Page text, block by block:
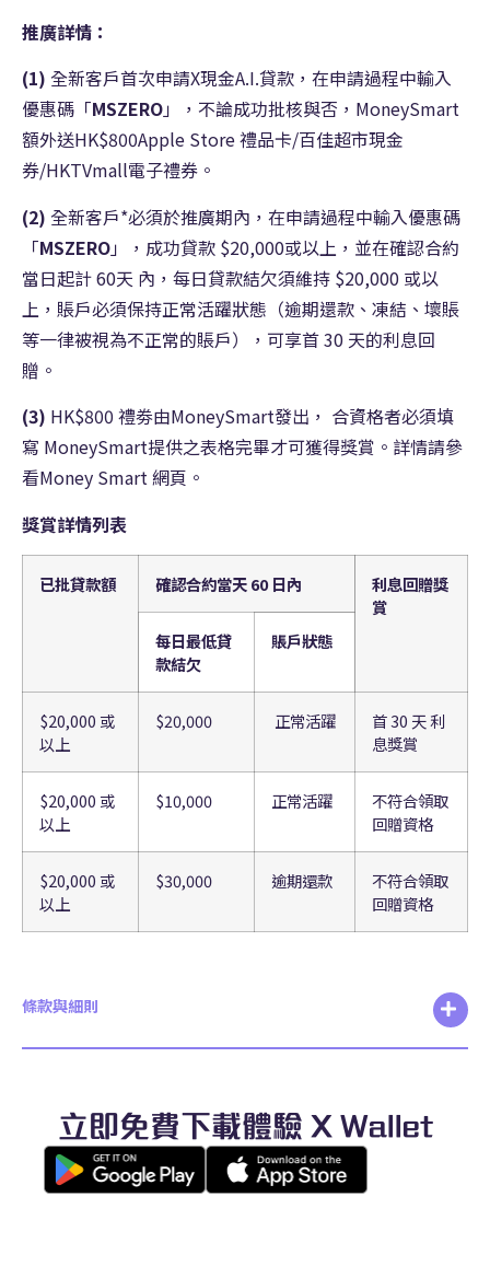
推廣詳情：
(1) 全新客戶首次申請X現金A.I.貸款，在申請過程中輸入
優惠碼「MSZERO」，不論成功批核與否，MoneySmart
額外送HK$800Apple Store 禮品卡/百佳超市現金
券/HKTVmall電子禮券。
(2) 全新客戶*必須於推廣期內，在申請過程中輸入優惠碼
「MSZERO」，成功貸款 $20,000或以上，並在確認合約
當日起計 60天 內，每日貸款結欠須維持 $20,000 或以
上，賬戶必須保持正常活躍狀態（逾期還款、 凍結、 壞賬
等一律被視為不正常的賬戶），可享首 30 天的利息回
贈。
(3) HK$800 禮劵由MoneySmart發出， 合資格者必須填
寫 MoneySmart提供之表格完畢才可獲得獎賞。詳情請參
看Money Smart 網頁。
獎賞詳情列表
已批貸款額 確認合約當天 60 日內
利息回贈獎
賞
每日最低貸
款結欠
賬戶狀態
$20,000 或
以上
$20,000 正常活躍
首 30 天 利
息獎賞
$20,000 或
以上
$10,000 正常活躍
不符合領取
回贈資格
$20,000 或
以上
$30,000 逾期還款
不符合領取
回贈資格
條款與細則
立即免費下載體驗 X Wallet